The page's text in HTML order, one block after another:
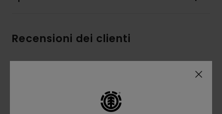
Recensioni dei clienti
5.0